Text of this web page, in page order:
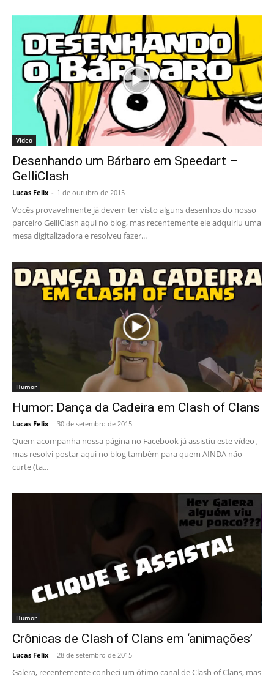
Vídeo
Desenhando um Bárbaro em Speedart –
GelliClash
Lucas Felix - 1 de outubro de 2015
Vocês provavelmente já devem ter visto alguns desenhos do nosso
parceiro GelliClash aqui no blog, mas recentemente ele adquiriu uma
mesa digitalizadora e resolveu fazer...
Humor
Humor: Dança da Cadeira em Clash of Clans
Lucas Felix - 30 de setembro de 2015
Quem acompanha nossa página no Facebook já assistiu este vídeo ,
mas resolvi postar aqui no blog também para quem AINDA não
curte (ta...
Humor
Crônicas de Clash of Clans em ‘animações’
Lucas Felix - 28 de setembro de 2015
Galera, recentemente conheci um ótimo canal de Clash of Clans, mas